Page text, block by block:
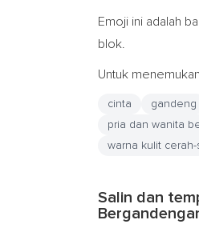
Emoji ini adalah
blok.
Untuk
cinta gandeng
pria dan wanita
warna kulit
Salin dan